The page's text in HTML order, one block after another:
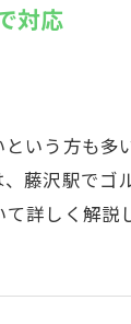
対応
いう方も
藤沢駅で
詳しく解説